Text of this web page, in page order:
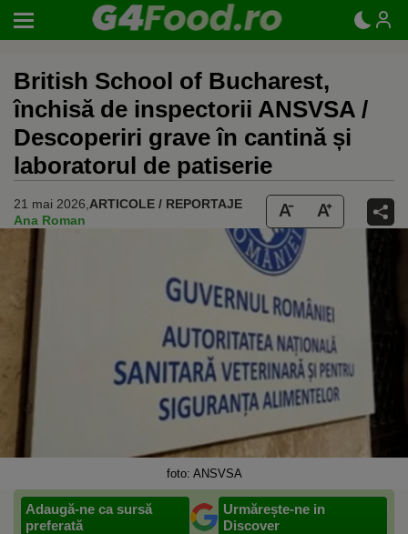
British School of Bucharest,
închisă de inspectorii ANSVSA /
Descoperiri grave în cantină și
laboratorul de patiserie
21 mai 2026, ARTICOLE / REPORTAJE
Ana Roman
foto: ANSVSA
Adaugă-ne ca sursă
preferată
Urmărește-ne in
Discover